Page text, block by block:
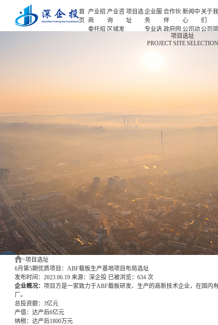
首
页
产业招
商
委托招
产业咨
询
区域发
专题研
究
项目选
址
企业服
务
专业选
项目申
合作伙
伴
政府园
企业客
新闻中
心
公司动
态
产业观
关于
们
公司
人力
新闻中心
项目选址
PROJECT SITE SELECTION
>项目选址
6月第5期优质项目：ABF载板生产基地项目布局选址
发布时间：2023.06.19 来源：深企投 已被浏览：634 次
企业概况： 项目方是一家致力于ABF载板研发、生产的高新技术企业，在国内
厂。
总投资额： 3亿元
产值： 达产后6亿元
纳税： 达产后1800万元